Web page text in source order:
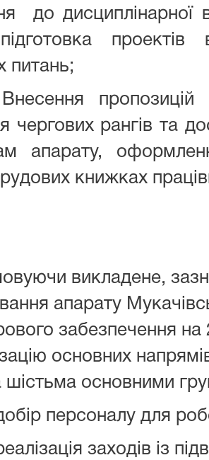
до дисциплінарної
проектів
питань;
пропозицій
чергових рангів та
апарату,
книжках
викладене,
апарату
забезпечення
основних
шістьма основними
персоналу для
заходів із